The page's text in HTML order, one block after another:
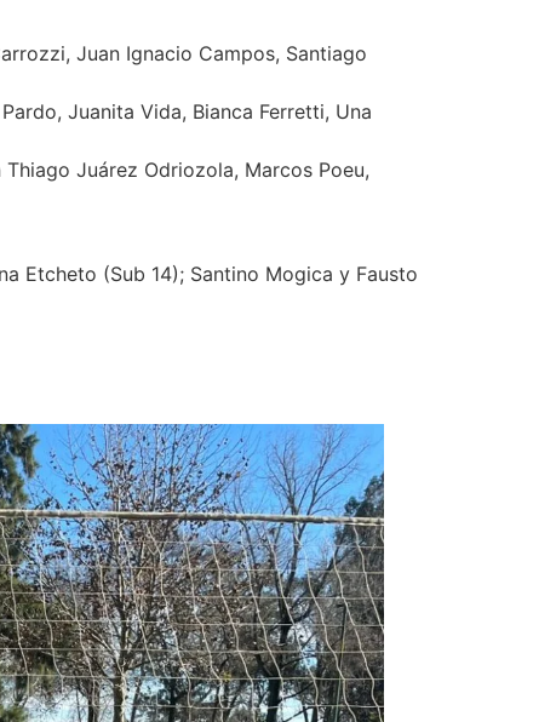
Juan Ignacio Campos, Santiago
Juanita Vida, Bianca Ferretti, Una
Juárez Odriozola, Marcos Poeu,
Etcheto (Sub 14); Santino Mogica y Fausto